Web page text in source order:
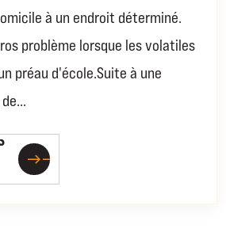
à un endroit déterminé.
problème lorsque les volatiles
préau d'école.Suite à une
easteast